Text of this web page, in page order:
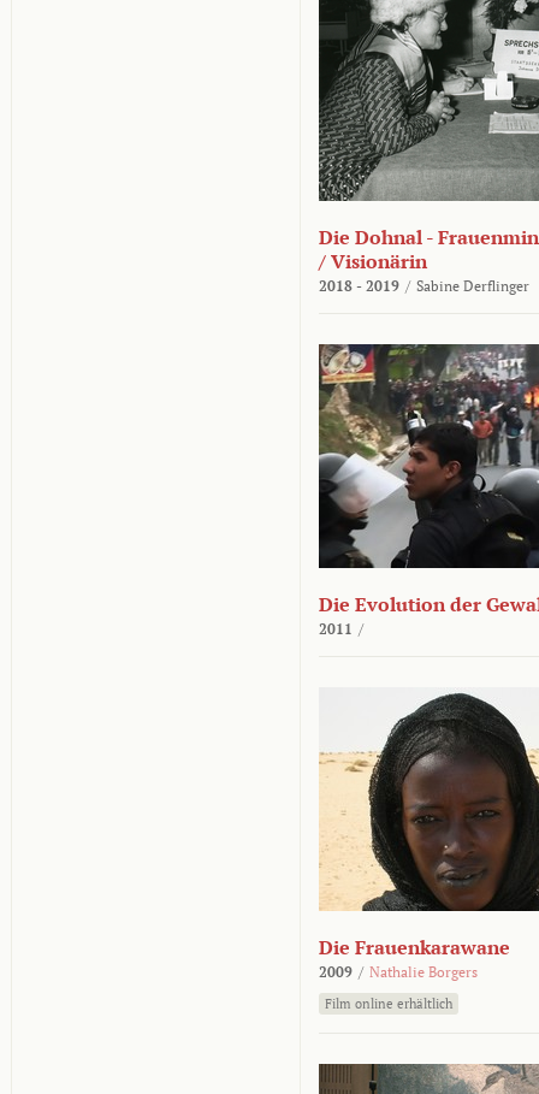
Die Dohnal -
/ Visionärin
2018 - 2019 / Sabine Derflinger
Die Evolution der
2011 /
Die Frauenkarawane
2009 / Nathalie Borgers
Film online erhältlich